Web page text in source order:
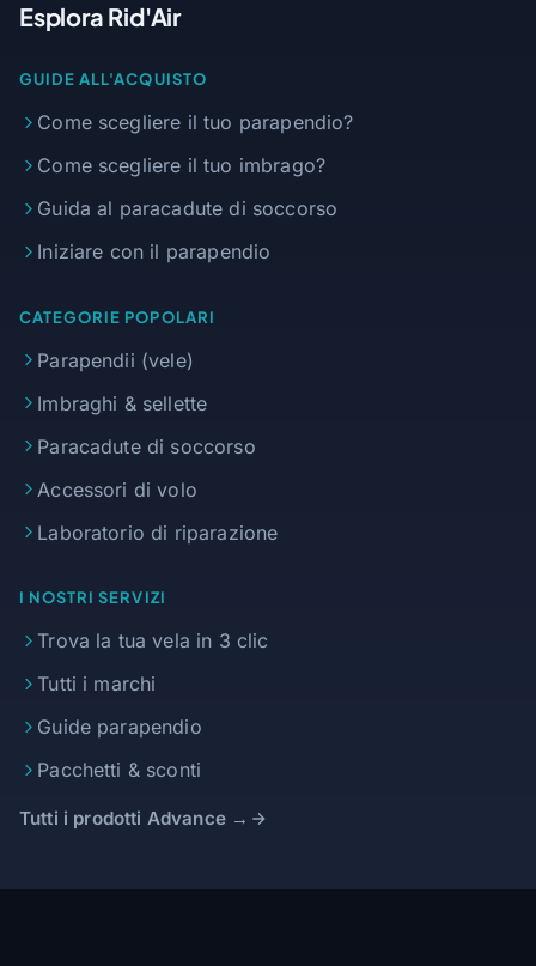
Esplora Rid'Air
GUIDE ALL'ACQUISTO
Come scegliere il tuo parapendio?
Come scegliere il tuo imbrago?
Guida al paracadute di soccorso
Iniziare con il parapendio
CATEGORIE POPOLARI
Parapendii (vele)
Imbraghi & sellette
Paracadute di soccorso
Accessori di volo
Laboratorio di riparazione
I NOSTRI SERVIZI
Trova la tua vela in 3 clic
Tutti i marchi
Guide parapendio
Pacchetti & sconti
Tutti i prodotti Advance →